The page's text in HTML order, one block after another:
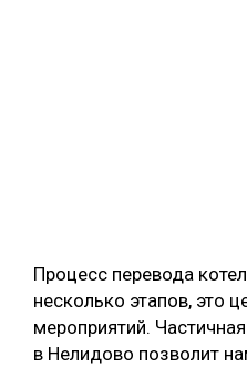
Процесс перевода
несколько этапов, это
мероприятий.
в Нелидово позволит